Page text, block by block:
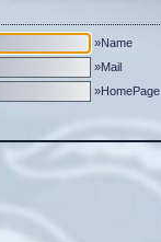
»Name
»Mail
»HomePage